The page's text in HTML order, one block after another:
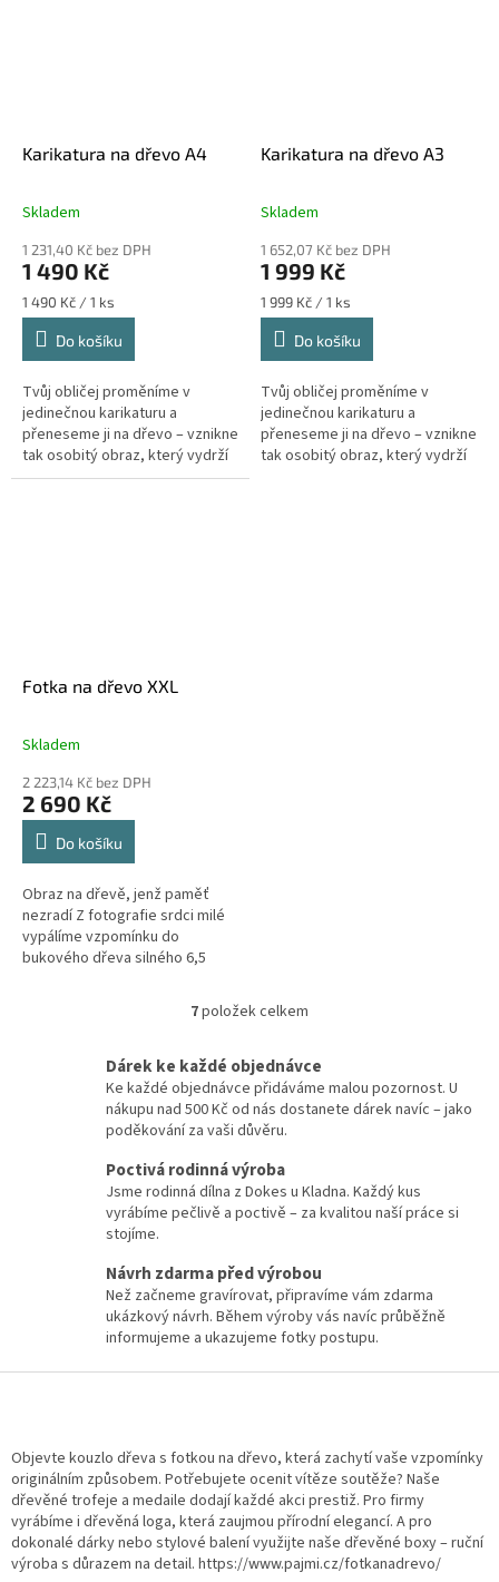
Karikatura na dřevo A4
Skladem
1 231,40 Kč bez DPH
1 490 Kč
Měrná
cena:
1 490 Kč / 1 ks
Do košíku
Tvůj obličej proměníme v
jedinečnou karikaturu a
přeneseme ji na dřevo – vznikne
tak osobitý obraz, který vydrží
desítky let. Gravírujeme emoce,
Karikatura na dřevo A3
Skladem
1 652,07 Kč bez DPH
1 999 Kč
Měrná
cena:
1 999 Kč / 1 ks
Do košíku
Tvůj obličej proměníme v
jedinečnou karikaturu a
přeneseme ji na dřevo – vznikne
tak osobitý obraz, který vydrží
Fotka na dřevo XXL
Skladem
2 223,14 Kč bez DPH
2 690 Kč
Do košíku
Obraz na dřevě, jenž paměť
nezradí Z fotografie srdci milé
vypálíme vzpomínku do
bukového dřeva silného 6,5
O
l
á
d
a
í
p
r
y
v
ý
p
s
7položek celkem
Dárek ke každé objednávce
Ke každé objednávce přidáváme malou pozornost. U
nákupu nad 500 Kč od nás dostanete dárek navíc – jako
poděkování za vaši důvěru.
Poctivá rodinná výroba
Jsme rodinná dílna z Dokes u Kladna. Každý kus
vyrábíme pečlivě a poctivě – za kvalitou naší práce si
stojíme.
Návrh zdarma před výrobou
Než začneme gravírovat, připravíme vám zdarma
ukázkový návrh. Během výroby vás navíc průběžně
informujeme a ukazujeme fotky postupu.
Objevte kouzlo dřeva s fotkou na dřevo, která zachytí vaše vzpomínky
originálním způsobem. Potřebujete ocenit vítěze soutěže? Naše
dřevěné trofeje a medaile dodají každé akci prestiž. Pro firmy
vyrábíme i dřevěná loga, která zaujmou přírodní elegancí. A pro
dokonalé dárky nebo stylové balení využijte naše dřevěné boxy – ruční
výroba s důrazem na detail. https://www.pajmi.cz/fotkanadrevo/